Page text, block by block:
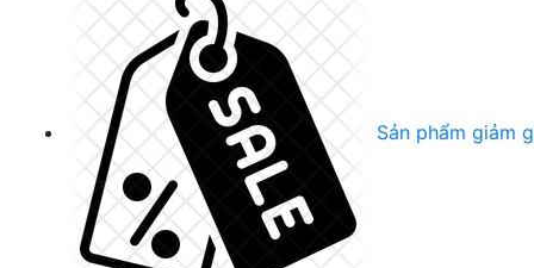
Sản phẩm giảm